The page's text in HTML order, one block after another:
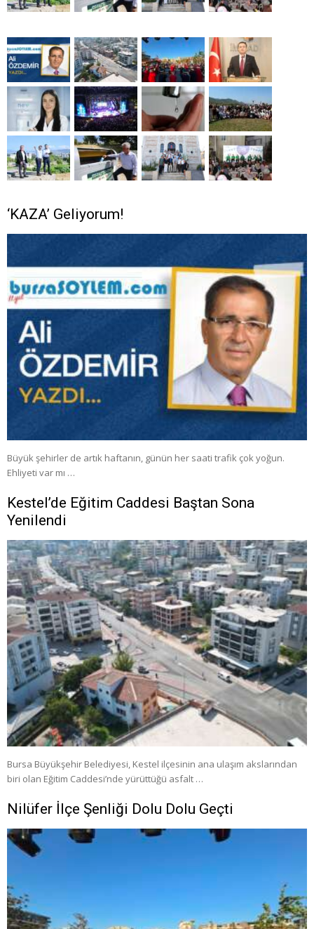
‘KAZA’ Geliyorum!
Büyük şehirler de artık haftanın, günün her saati trafik çok yoğun.
Ehliyeti var mı …
Kestel’de Eğitim Caddesi Baştan Sona
Yenilendi
Bursa Büyükşehir Belediyesi, Kestel ilçesinin ana ulaşım akslarından
biri olan Eğitim Caddesi’nde yürüttüğü asfalt …
Nilüfer İlçe Şenliği Dolu Dolu Geçti